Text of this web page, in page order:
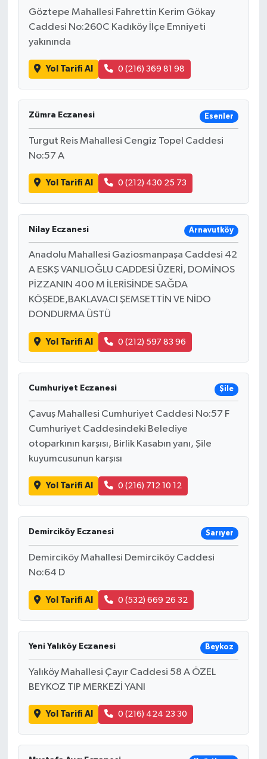
Göztepe Mahallesi Fahrettin Kerim Gökay
Caddesi No:260C Kadıköy İlçe Emniyeti
yakınında
Yol Tarifi Al 0 (216) 369 81 98
Zümra Eczanesi Esenler
Turgut Reis Mahallesi Cengiz Topel Caddesi
No:57 A
Yol Tarifi Al 0 (212) 430 25 73
Nilay Eczanesi Arnavutköy
Anadolu Mahallesi Gaziosmanpaşa Caddesi 42
A ESKŞ VANLIOĞLU CADDESİ ÜZERİ, DOMİNOS
PİZZANIN 400 M İLERİSİNDE SAĞDA
KÖŞEDE,BAKLAVACI ŞEMSETTİN VE NİDO
DONDURMA ÜSTÜ
Yol Tarifi Al 0 (212) 597 83 96
Cumhuriyet Eczanesi Şile
Çavuş Mahallesi Cumhuriyet Caddesi No:57 F
Cumhuriyet Caddesindeki Belediye
otoparkının karşısı, Birlik Kasabın yanı, Şile
kuyumcusunun karşısı
Yol Tarifi Al 0 (216) 712 10 12
Demirciköy Eczanesi Sarıyer
Demirciköy Mahallesi Demirciköy Caddesi
No:64 D
Yol Tarifi Al 0 (532) 669 26 32
Yeni Yalıköy Eczanesi Beykoz
Yalıköy Mahallesi Çayır Caddesi 58 A ÖZEL
BEYKOZ TIP MERKEZİ YANI
Yol Tarifi Al 0 (216) 424 23 30